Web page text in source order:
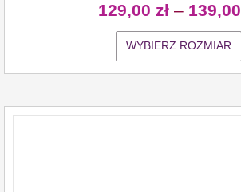
129,00 zł – 139,00
WYBIERZ ROZMIAR